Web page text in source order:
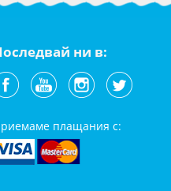
ни в:
плащания с: